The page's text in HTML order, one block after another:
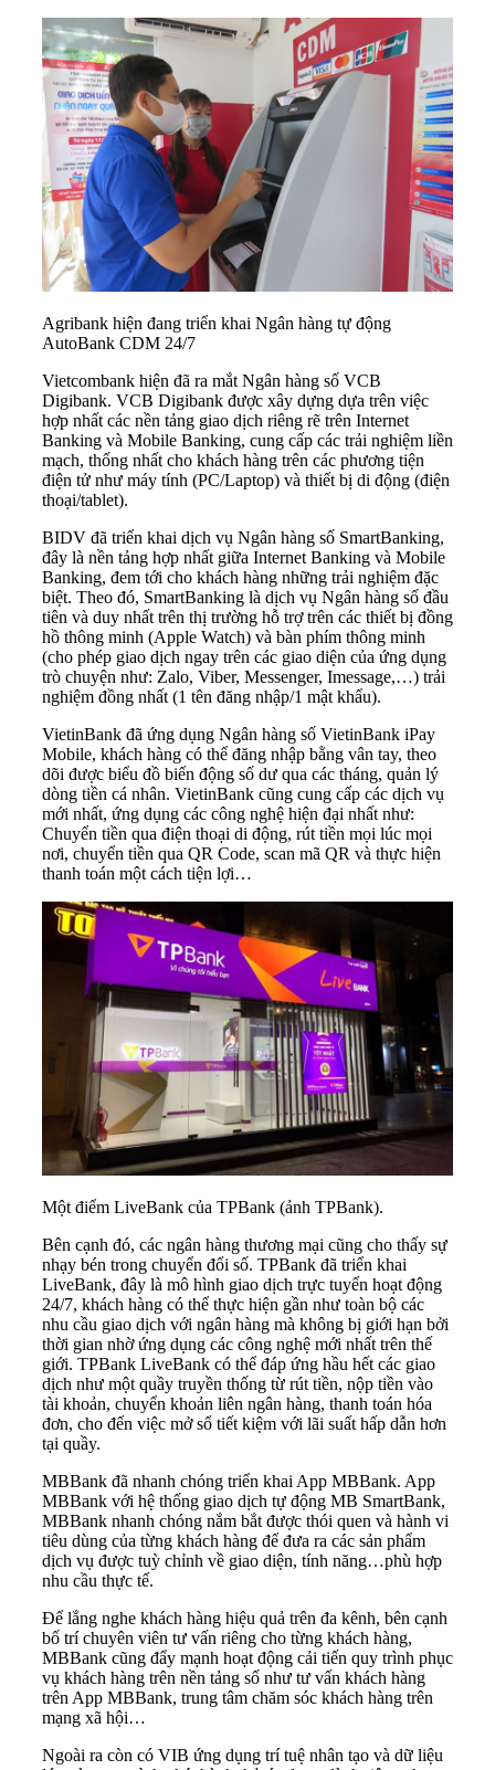
Agribank hiện đang triển khai Ngân hàng tự động
AutoBank CDM 24/7
Vietcombank hiện đã ra mắt Ngân hàng số VCB
Digibank. VCB Digibank được xây dựng dựa trên việc
hợp nhất các nền tảng giao dịch riêng rẽ trên Internet
Banking và Mobile Banking, cung cấp các trải nghiệm liền
mạch, thống nhất cho khách hàng trên các phương tiện
điện tử như máy tính (PC/Laptop) và thiết bị di động (điện
thoại/tablet).
BIDV đã triển khai dịch vụ Ngân hàng số SmartBanking,
đây là nền tảng hợp nhất giữa Internet Banking và Mobile
Banking, đem tới cho khách hàng những trải nghiệm đặc
biệt. Theo đó, SmartBanking là dịch vụ Ngân hàng số đầu
tiên và duy nhất trên thị trường hỗ trợ trên các thiết bị đồng
hồ thông minh (Apple Watch) và bàn phím thông minh
(cho phép giao dịch ngay trên các giao diện của ứng dụng
trò chuyện như: Zalo, Viber, Messenger, Imessage,…) trải
nghiệm đồng nhất (1 tên đăng nhập/1 mật khẩu).
VietinBank đã ứng dụng Ngân hàng số VietinBank iPay
Mobile, khách hàng có thể đăng nhập bằng vân tay, theo
dõi được biểu đồ biến động số dư qua các tháng, quản lý
dòng tiền cá nhân. VietinBank cũng cung cấp các dịch vụ
mới nhất, ứng dụng các công nghệ hiện đại nhất như:
Chuyển tiền qua điện thoại di động, rút tiền mọi lúc mọi
nơi, chuyển tiền qua QR Code, scan mã QR và thực hiện
thanh toán một cách tiện lợi…
Một điểm LiveBank của TPBank (ảnh TPBank).
Bên cạnh đó, các ngân hàng thương mại cũng cho thấy sự
nhạy bén trong chuyển đổi số. TPBank đã triển khai
LiveBank, đây là mô hình giao dịch trực tuyến hoạt động
24/7, khách hàng có thể thực hiện gần như toàn bộ các
nhu cầu giao dịch với ngân hàng mà không bị giới hạn bởi
thời gian nhờ ứng dụng các công nghệ mới nhất trên thế
giới. TPBank LiveBank có thể đáp ứng hầu hết các giao
dịch như một quầy truyền thống từ rút tiền, nộp tiền vào
tài khoản, chuyển khoản liên ngân hàng, thanh toán hóa
đơn, cho đến việc mở sổ tiết kiệm với lãi suất hấp dẫn hơn
tại quầy.
MBBank đã nhanh chóng triển khai App MBBank. App
MBBank với hệ thống giao dịch tự động MB SmartBank,
MBBank nhanh chóng nắm bắt được thói quen và hành vi
tiêu dùng của từng khách hàng để đưa ra các sản phẩm
dịch vụ được tuỳ chỉnh về giao diện, tính năng…phù hợp
nhu cầu thực tế.
Để lắng nghe khách hàng hiệu quả trên đa kênh, bên cạnh
bố trí chuyên viên tư vấn riêng cho từng khách hàng,
MBBank cũng đẩy mạnh hoạt động cải tiến quy trình phục
vụ khách hàng trên nền tảng số như tư vấn khách hàng
trên App MBBank, trung tâm chăm sóc khách hàng trên
mạng xã hội…
Ngoài ra còn có VIB ứng dụng trí tuệ nhân tạo và dữ liệu